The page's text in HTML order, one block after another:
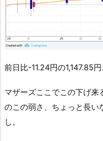
前日比-11.24円の1,147.85円
マザーズここでこの下げ
のこの弱さ、ちょっと長い
し。